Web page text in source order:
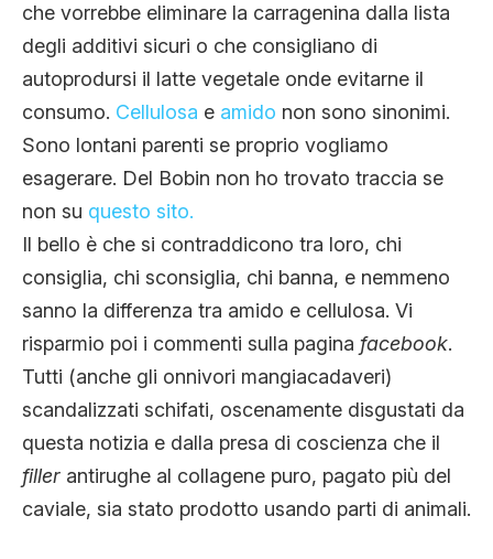
che vorrebbe eliminare la carragenina dalla lista
degli additivi sicuri o che consigliano di
autoprodursi il latte vegetale onde evitarne il
consumo. Cellulosa e amido non sono sinonimi.
Sono lontani parenti se proprio vogliamo
esagerare. Del Bobin non ho trovato traccia se
non su questo sito.
Il bello è che si contraddicono tra loro, chi
consiglia, chi sconsiglia, chi banna, e nemmeno
sanno la differenza tra amido e cellulosa. Vi
risparmio poi i commenti sulla pagina facebook.
Tutti (anche gli onnivori mangiacadaveri)
scandalizzati schifati, oscenamente disgustati da
questa notizia e dalla presa di coscienza che il
filler antirughe al collagene puro, pagato più del
caviale, sia stato prodotto usando parti di animali.